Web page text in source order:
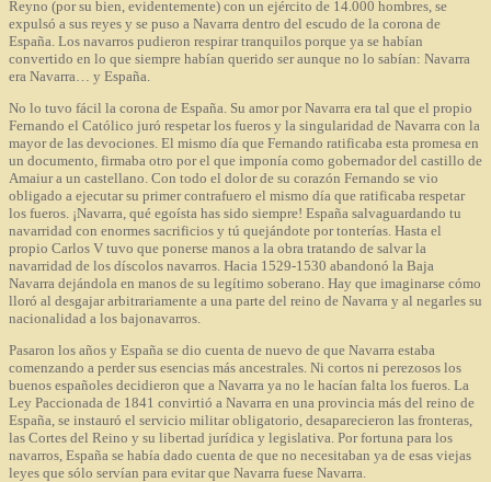
Reyno (por su bien, evidentemente) con un ejército de 14.000 hombres, se
expulsó a sus reyes y se puso a Navarra dentro del escudo de la corona de
España. Los navarros pudieron respirar tranquilos porque ya se habían
convertido en lo que siempre habían querido ser aunque no lo sabían: Navarra
era Navarra… y España.
No lo tuvo fácil la corona de España. Su amor por Navarra era tal que el propio
Fernando el Católico juró respetar los fueros y la singularidad de Navarra con la
mayor de las devociones. El mismo día que Fernando ratificaba esta promesa en
un documento, firmaba otro por el que imponía como gobernador del castillo de
Amaiur a un castellano. Con todo el dolor de su corazón Fernando se vio
obligado a ejecutar su primer contrafuero el mismo día que ratificaba respetar
los fueros. ¡Navarra, qué egoísta has sido siempre! España salvaguardando tu
navarridad con enormes sacrificios y tú quejándote por tonterías. Hasta el
propio Carlos V tuvo que ponerse manos a la obra tratando de salvar la
navarridad de los díscolos navarros. Hacia 1529-1530 abandonó la Baja
Navarra dejándola en manos de su legítimo soberano. Hay que imaginarse cómo
lloró al desgajar arbitrariamente a una parte del reino de Navarra y al negarles su
nacionalidad a los bajonavarros.
Pasaron los años y España se dio cuenta de nuevo de que Navarra estaba
comenzando a perder sus esencias más ancestrales. Ni cortos ni perezosos los
buenos españoles decidieron que a Navarra ya no le hacían falta los fueros. La
Ley Paccionada de 1841 convirtió a Navarra en una provincia más del reino de
España, se instauró el servicio militar obligatorio, desaparecieron las fronteras,
las Cortes del Reino y su libertad jurídica y legislativa. Por fortuna para los
navarros, España se había dado cuenta de que no necesitaban ya de esas viejas
leyes que sólo servían para evitar que Navarra fuese Navarra.